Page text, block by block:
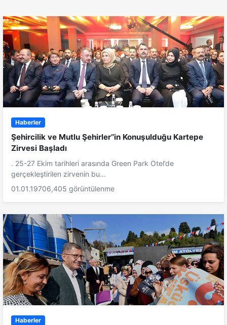
Haberler
Şehircilik ve Mutlu Şehirler’’in Konuşulduğu Kartepe
Zirvesi Başladı
. 25-27 Ekim tarihleri arasında Green Park Otel’de
gerçekleştirilen zirvenin bu...
01.01.19706,405 görüntülenme
Haberler